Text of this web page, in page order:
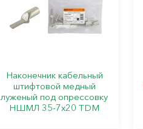
Наконечник кабельный
штифтовой медный
луженый под опрессовку
НШМЛ 35-7x20 TDM